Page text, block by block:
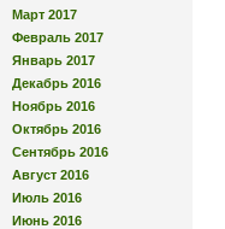
Март 2017
Февраль 2017
Январь 2017
Декабрь 2016
Ноябрь 2016
Октябрь 2016
Сентябрь 2016
Август 2016
Июль 2016
Июнь 2016